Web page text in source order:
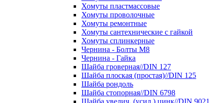
Хомуты пластмассовые
Хомуты проволочные
Хомуты ремонтные
Хомуты сантехнические с гайкой
Хомуты сплинкерные
Чернина - Болты М8
Чернина - Гайка
Шайба гроверная//DIN 127
Шайба плоская (простая)//DIN 125
Шайба рондоль
Шайба стопорная//DIN 6798
Шайба увелич, (усил.) цинк//DIN 9021